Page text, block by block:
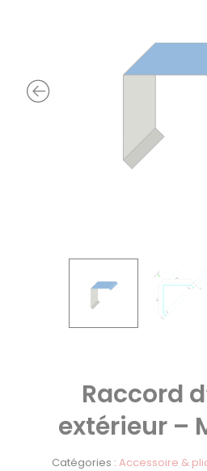
Raccord
extérieur –
Catégories : Accessoire &